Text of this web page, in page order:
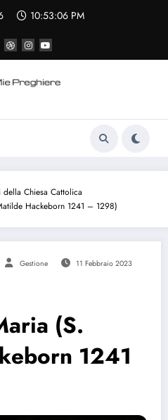
10:53:06 PM
Preghiere
raccogliere le preghiere e le
curiosità sulla chiesa cattolica
della Chiesa Cattolica
Hackeborn 1241 – 1298)
Gestione 11 Febbraio 2023
(S.
1241